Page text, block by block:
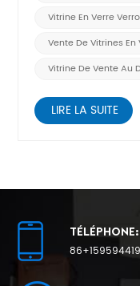
Vitrine En Verre
Vente De Vitrines
Vitrine De Vente Au
LIRE LA SUITE
TÉLÉPHONE: